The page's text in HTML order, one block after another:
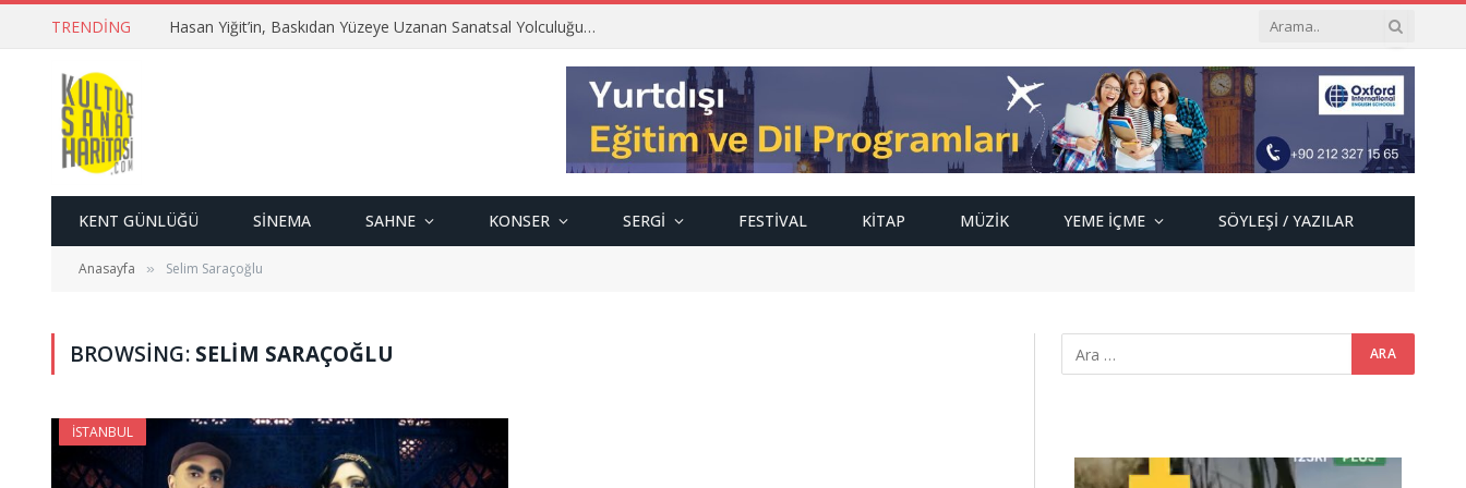
TRENDING Hasan Yiğit’in, Baskıdan Yüzeye Uzanan Sanatsal Yolculuğu…
KENT GÜNLÜĞÜ SINEMA SAHNE KONSER SERGI FESTIVAL KITAP MÜZIK YEME İÇME SÖYLEŞI / YAZILAR
Anasayfa » Selim Saraçoğlu
BROWSING: SELIM SARAÇOĞLU
İSTANBUL
Video